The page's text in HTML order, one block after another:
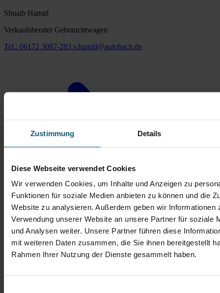
Zustimmung Details
Diese Webseite verwendet Cookies
Wir verwenden Cookies, um Inhalte und Anzeigen zu
Funktionen für soziale Medien anbieten zu können und die
Website zu analysieren. Außerdem geben wir Informationen
Verwendung unserer Website an unsere Partner für soziale
und Analysen weiter. Unsere Partner führen diese
mit weiteren Daten zusammen, die Sie ihnen bereitgestellt
Rahmen Ihrer Nutzung der Dienste gesammelt haben.
Shuaib Hamid
Verkaufsberater Gebrauchtwagen
Tel.: 06172 3087-283 s.hamid@autobach.de